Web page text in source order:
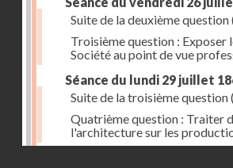
Suite de la deuxième question
Troisième question : Exposer
Société au point de vue
Séance du lundi 29 juillet
Suite de la troisième question
Quatrième question : Traiter
l'architecture sur les